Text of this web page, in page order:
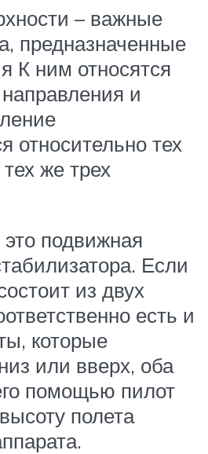
– важные
предназначенные
К ним относятся
и
относительно тех
же трех
подвижная
Если
из двух
есть и
которые
или вверх, оба
помощью пилот
полета